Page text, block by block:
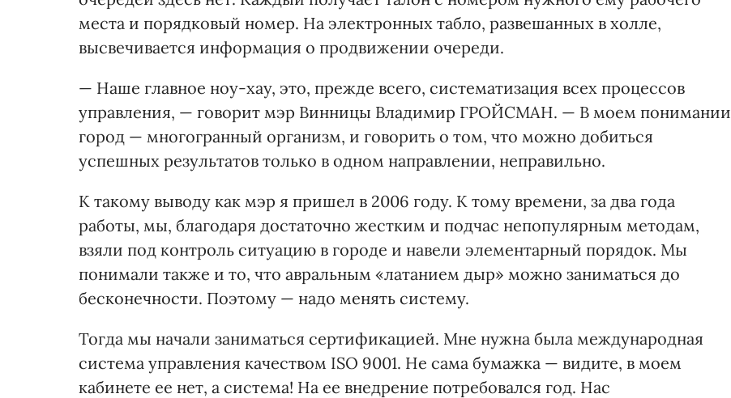
места и порядковый номер. На электронных табло, развешанных в холле,
высвечивается информация о продвижении очереди.
— Наше главное ноу-хау, это, прежде всего, систематизация всех процессов
управления, — говорит мэр Винницы Владимир ГРОЙСМАН. — В моем понимании
город — многогранный организм, и говорить о том, что можно добиться
успешных результатов только в одном направлении, неправильно.
К такому выводу как мэр я пришел в 2006 году. К тому времени, за два года
работы, мы, благодаря достаточно жестким и подчас непопулярным методам,
взяли под контроль ситуацию в городе и навели элементарный порядок. Мы
понимали также и то, что авральным «латанием дыр» можно заниматься до
бесконечности. Поэтому — надо менять систему.
Тогда мы начали заниматься сертификацией. Мне нужна была международная
система управления качеством ISO 9001. Не сама бумажка — видите, в моем
кабинете ее нет, а система! На ее внедрение потребовался год. Нас